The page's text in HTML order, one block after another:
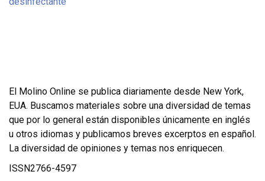
El Molino Online se publica diariamente desde New York,
EUA. Buscamos materiales sobre una diversidad de temas
que por lo general están disponibles únicamente en inglés
u otros idiomas y publicamos breves excerptos en español.
La diversidad de opiniones y temas nos enriquecen.
ISSN2766-4597